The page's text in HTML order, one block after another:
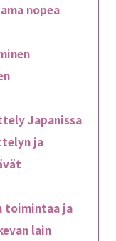
nopea
Japanissa
ja
toimintaa ja
lain